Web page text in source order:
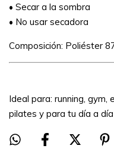
• Secar a la sombra
• No usar secadora
Composición: Poliéster
Ideal para: running, gym,
pilates y para tu día a